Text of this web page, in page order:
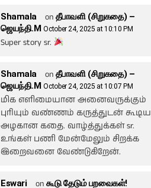
Shamala onதீபாவளி (சிறுகதை) –
ஜெயந்தி.M October 24, 2025 at 10:10 PM
Super story sr.
Shamala onதீபாவளி (சிறுகதை) –
ஜெயந்தி.M October 24, 2025 at 10:07 PM
மிக எளிமையான அனைவருக்கும்
புரியும் வண்ணம் கருத்துடன் கூடிய
அழகான கதை. வாழ்த்துக்கள் sr.
உங்கள் பணி மேன்மேலும் சிறக்க
இறைவனை வேண்டுகிறேன்.
Eswari on கூடு தேடும் பறவைகள்!